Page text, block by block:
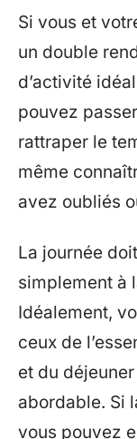
Si vous et
un double
d’activité
pouvez
rattraper le
même
avez oubliés
La journée
simplement à
Idéalement,
ceux de
et du
abordable. Si
vous pouvez